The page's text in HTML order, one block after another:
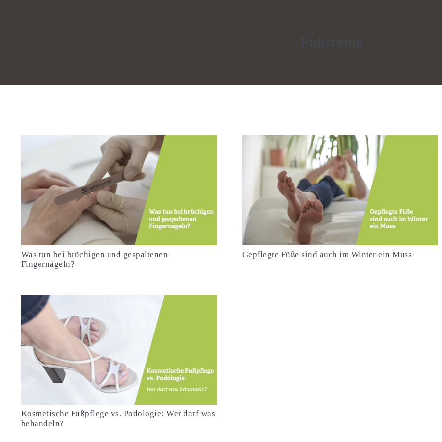
Fußcreme
Was tun bei brüchigen und gespaltenen
Fingernägeln?
Gepflegte Füße sind auch im Winter ein Muss
Kosmetische Fußpflege vs. Podologie: Wer darf was
behandeln?